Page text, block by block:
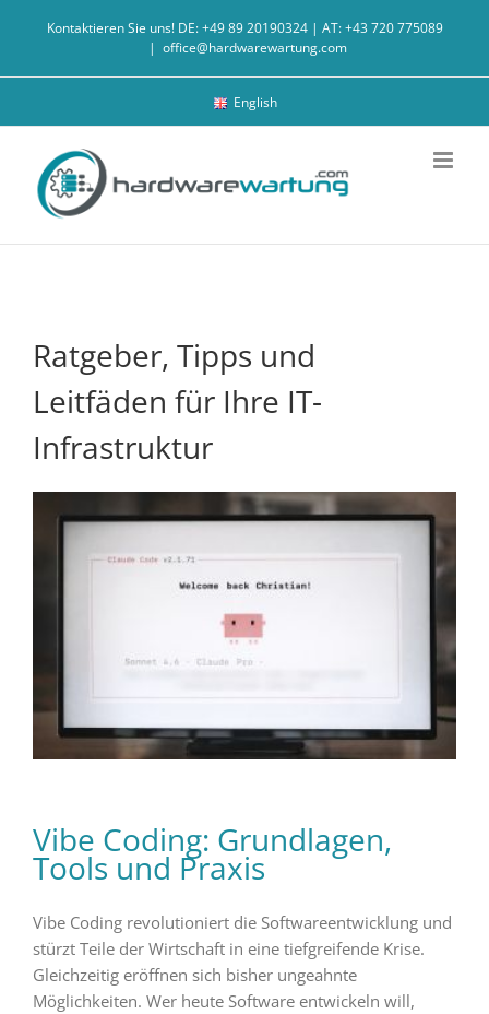
Kontaktieren Sie uns! DE: +49 89 20190324 | AT: +43 720 775089
| office@hardwarewartung.com
English
Ratgeber, Tipps und
Leitfäden für Ihre IT-
Infrastruktur
Vibe Coding: Grundlagen,
Tools und Praxis
Vibe Coding revolutioniert die Softwareentwicklung und
stürzt Teile der Wirtschaft in eine tiefgreifende Krise.
Gleichzeitig eröffnen sich bisher ungeahnte
Möglichkeiten. Wer heute Software entwickeln will,